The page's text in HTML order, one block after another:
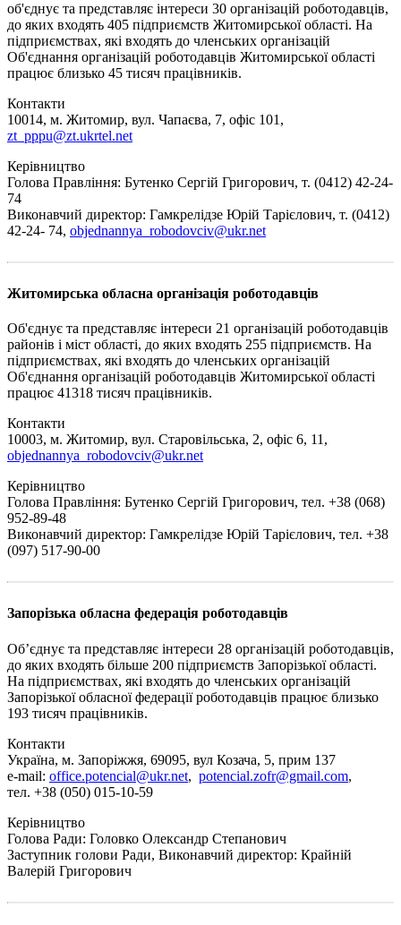
об'єднує та представляє інтереси 30 організацій роботодавців,
до яких входять 405 підприємств Житомирської області. На
підприємствах, які входять до членських організацій
Об'єднання організацій роботодавців Житомирської області
працює близько 45 тисяч працівників.
Контакти
10014, м. Житомир, вул. Чапаєва, 7, офіс 101,
zt_pppu@zt.ukrtel.net
Керівництво
Голова Правління: Бутенко Сергій Григорович, т. (0412) 42-24-
74
Виконавчий директор: Гамкрелідзе Юрій Тарієлович, т. (0412)
42-24- 74, objednannya_robodovciv@ukr.net
Житомирська обласна організація роботодавців
Об'єднує та представляє інтереси 21 організацій роботодавців
районів і міст області, до яких входять 255 підприємств. На
підприємствах, які входять до членських організацій
Об'єднання організацій роботодавців Житомирської області
працює 41318 тисяч працівників.
Контакти
10003, м. Житомир, вул. Старовільська, 2, офіс 6, 11,
objednannya_robodovciv@ukr.net
Керівництво
Голова Правління: Бутенко Сергій Григорович, тел. +38 (068)
952-89-48
Виконавчий директор: Гамкрелідзе Юрій Тарієлович, тел. +38
(097) 517-90-00
Запорізька обласна федерація роботодавців
Об’єднує та представляє інтереси 28 організацій роботодавців,
до яких входять більше 200 підприємств Запорізької області.
На підприємствах, які входять до членських організацій
Запорізької обласної федерації роботодавців працює близько
193 тисяч працівників.
Контакти
Україна, м. Запоріжжя, 69095, вул Козача, 5, прим 137
e-mail: office.potencial@ukr.net, potencial.zofr@gmail.com,
тел. +38 (050) 015-10-59
Керівництво
Голова Ради: Головко Олександр Степанович
Заступник голови Ради, Виконавчий директор: Крайній
Валерій Григорович